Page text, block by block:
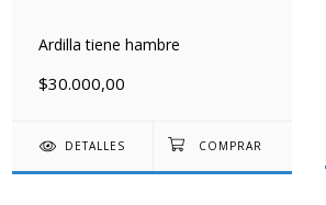
Ardilla tiene hambre
$30.000,00
DETALLES